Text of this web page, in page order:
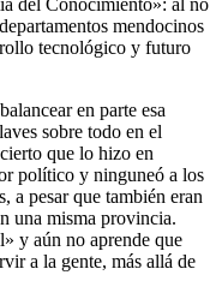
mendocinos
tecnológico y futuro
en parte esa
sobre todo en el
que lo hizo en
político y ninguneó a los
a pesar que también eran
una misma provincia.
y aún no aprende que
a la gente, más allá de